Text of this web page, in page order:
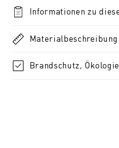
Informationen zu
Materialbeschreibung
Brandschutz,